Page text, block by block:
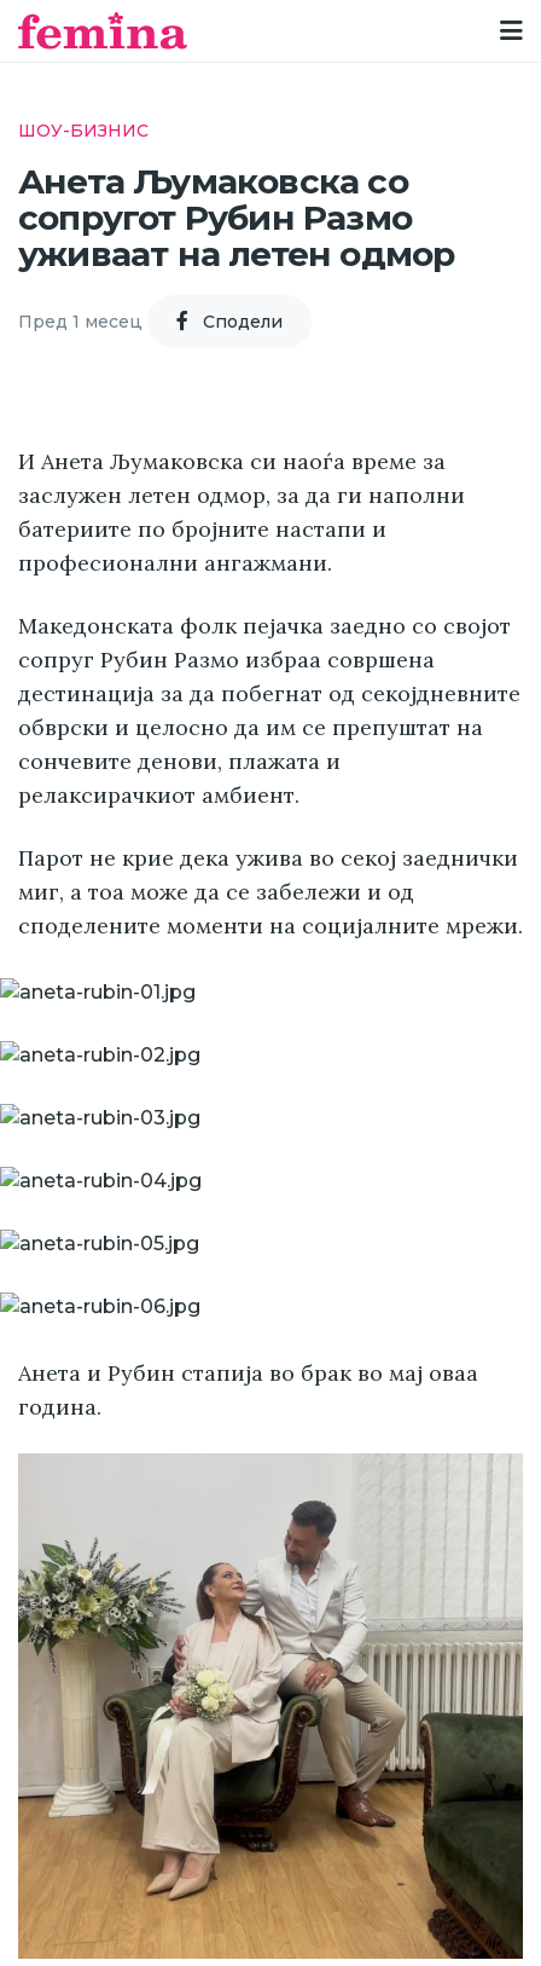
ШОУ-БИЗНИС
Анета Љумаковска со
сопругот Рубин Размо
уживаат на летен одмор
Пред 1 месец Cподели
И Анета Љумаковска си наоѓа време за
заслужен летен одмор, за да ги наполни
батериите по бројните настапи и
професионални ангажмани.
Македонската фолк пејачка заедно со својот
сопруг Рубин Размо избраа совршена
дестинација за да побегнат од секојдневните
обврски и целосно да им се препуштат на
сончевите денови, плажата и
релаксирачкиот амбиент.
Парот не крие дека ужива во секој заеднички
миг, а тоа може да се забележи и од
споделените моменти на социјалните мрежи.
Анета и Рубин стапија во брак во мај оваа
година.